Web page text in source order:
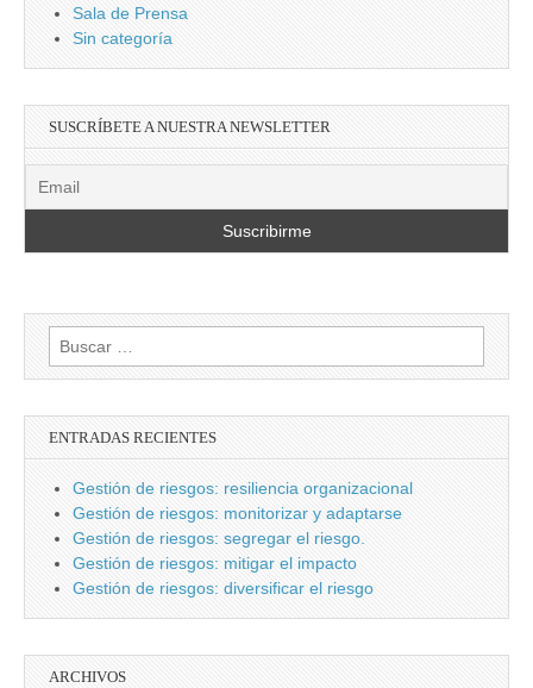
Sala de Prensa
Sin categoría
SUSCRÍBETE A NUESTRA NEWSLETTER
Buscar:
ENTRADAS RECIENTES
Gestión de riesgos: resiliencia organizacional
Gestión de riesgos: monitorizar y adaptarse
Gestión de riesgos: segregar el riesgo.
Gestión de riesgos: mitigar el impacto
Gestión de riesgos: diversificar el riesgo
ARCHIVOS